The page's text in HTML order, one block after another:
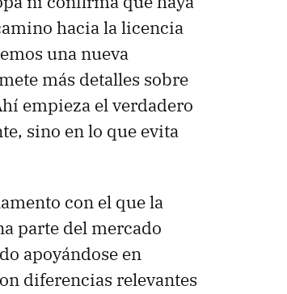
hacia la licencia
una nueva
más detalles sobre
empieza el verdadero
sino en lo que evita
con el que la
parte del mercado
apoyándose en
diferencias relevantes